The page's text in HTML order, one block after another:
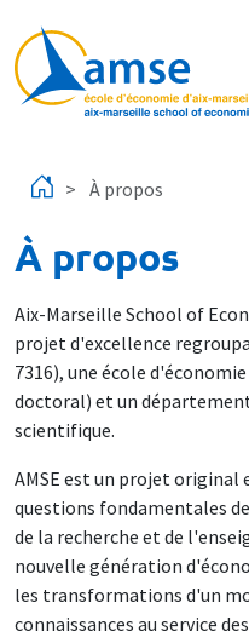
À propos
À propos
Aix-Marseille School of
projet d'excellence
7316), une école
doctoral) et un
scientifique.
AMSE est un projet
questions fondamentales
de la recherche et de
nouvelle génération
les transformations d'un
connaissances au service